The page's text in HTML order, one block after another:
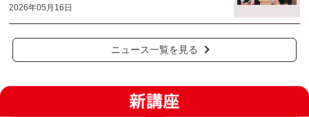
2026年05月16日
ニュース一覧を見る